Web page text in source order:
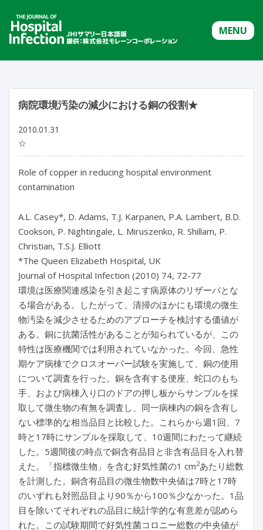
MENU
病院環境汚染の減少における銅の役割★
2010.01.31
☆
Role of copper in reducing hospital environment
contamination
A.L. Casey*, D. Adams, T.J. Karpanen, P.A. Lambert, B.D.
Cookson, P. Nightingale, L. Miruszenko, R. Shillam, P.
Christian, T.S.J. Elliott
*The Queen Elizabeth Hospital, UK
Journal of Hospital Infection (2010) 74, 72-77
環境は医療関連感染を引き起こす病原体のリザーバとな
る場合がある。したがって、清掃のほかにも環境の微生
物汚染を減少させるためのアプローチを検討する価値が
ある。銅に抗菌活性があることが知られているが、この
特性は医療機関では利用されていなかった。今回、急性
期ケア病棟でクロスオーバー試験を実施して、銅の使用
について調査を行った。銅を含有する便座、蛇口のもち
手、および病棟入り口のドアの押し板からサンプルを採
取して微生物の有無を調査し、同一病棟内の銅を含有し
ない標準的な相当品目と比較した。これらから週1回、7
時と17時にサンプルを採取して、10週間にわたって継続
した。5週間後の時点で銅含有品目と非含有品目を入れ替
えた。「指標微生物」を含む好気性菌の1 cm2あたり総数
を計測した。銅含有品目の微生物数中央値は7時と17時
のいずれも対照品目より90％から100％少なかった。1品
目を除いてそれぞれの品目に統計学的な有意差が認めら
れた。この試験期間で好気性菌コロニー総数の中央値が